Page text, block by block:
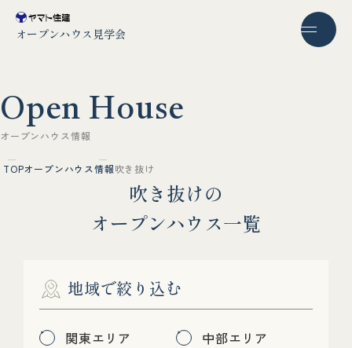
オープンハウス見学会
Open House
オー プンハ ウ ス情報
TOPオープンハウス情報吹き抜け
吹き 抜けの
オープンハウ ス一覧
地域で絞り込む
関東エリア
中部エリア